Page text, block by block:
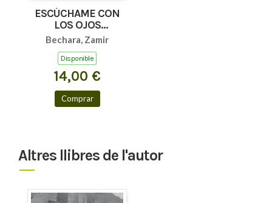
ESCÚCHAME CON
LOS OJOS
(AFORISMOS Y
TEXTOS BREVES)
Bechara, Zamir
Disponible
14,00 €
Comprar
Altres llibres de l'autor